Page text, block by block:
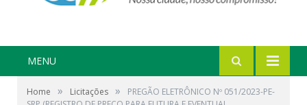
MENU
Home » Licitações »
PREGÃO ELETRÔNICO Nº 051/2023-PE-